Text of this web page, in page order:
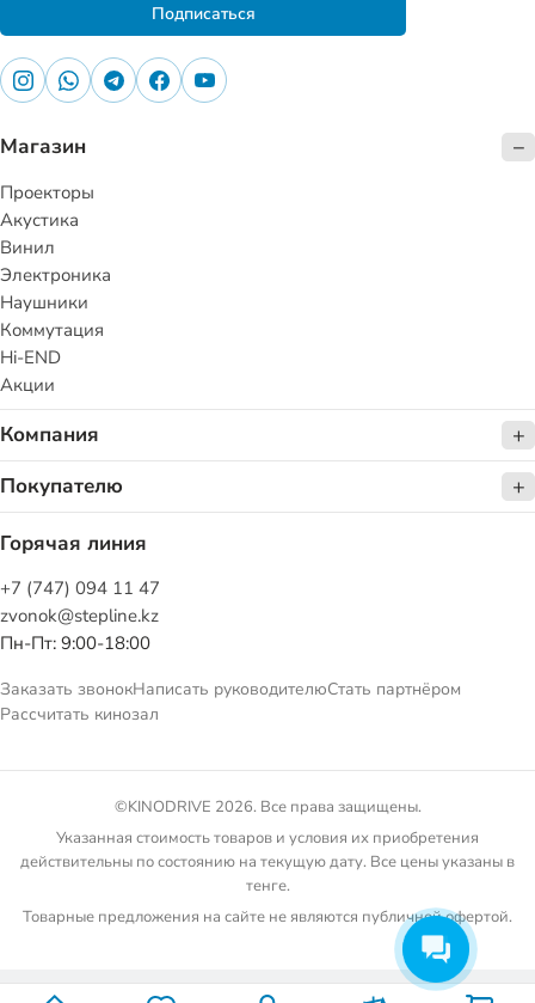
Подписаться
Магазин
Проекторы
Акустика
Винил
Электроника
Наушники
Коммутация
Hi-END
Акции
Компания
Покупателю
Горячая линия
+7 (747) 094 11 47
zvonok@stepline.kz
Пн-Пт: 9:00-18:00
Заказать звонокНаписать руководителюСтать партнёром
Рассчитать кинозал
©KINODRIVE 2026. Все права защищены.
Указанная стоимость товаров и условия их приобретения
действительны по состоянию на текущую дату. Все цены указаны в
тенге.
Товарные предложения на сайте не являются публичной офертой.